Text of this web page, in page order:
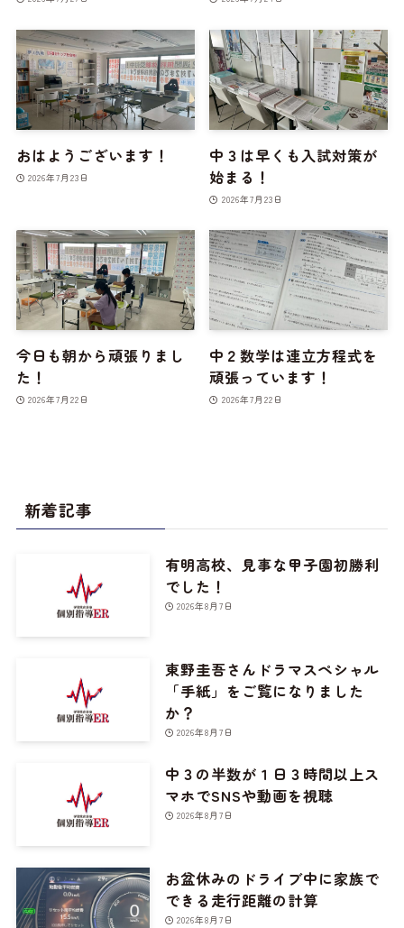
おはようございます！
2026年7月23日
中３は早くも入試対策が
始まる！
2026年7月23日
今日も朝から頑張りまし
た！
2026年7月22日
中２数学は連立方程式を
頑張っています！
2026年7月22日
新着記事
有明高校、見事な甲子園初勝利
でした！
2026年8月7日
東野圭吾さんドラマスペシャル
「手紙」をご覧になりました
か？
2026年8月7日
中３の半数が１日３時間以上ス
マホでSNSや動画を視聴
2026年8月7日
お盆休みのドライブ中に家族で
できる走行距離の計算
2026年8月7日